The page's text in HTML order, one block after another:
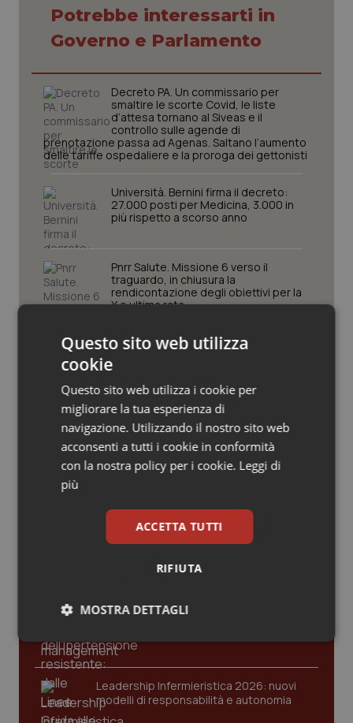
Piemonte
Provincia Autonoma di Bolzano
Provincia Autonoma di Trento
Puglia
Sardegna
Sicilia
Toscana
Valle D’Aosta
Veneto
HIV
Infezioni & Febbre
Ipertensione & Scompenso
Malattie rare
Malattia di Crohn & Rettocolite Ulcerosa
Neuroscienze & patologie neurodegenerative
Obesità
Oncodermatologia
Oncoematologia
Oncologia & Nutrizione
Psoriasi & pelle
Quotidiano Cardiologia
Quotidiano Chirurgia
Quotidiano Oncologia
Quotidiano Pediatria
Rene & patologie urogenitali
Potrebbe interessarti in
Governo e Parlamento
Decreto PA. Un commissario per
smaltire le scorte Covid, le liste
d’attesa tornano al Siveas e il
controllo sulle agende di
prenotazione passa ad Agenas. Saltano l’aumento
delle tariffe ospedaliere e la proroga dei gettonisti
Università. Bernini firma il decreto:
27.000 posti per Medicina, 3.000 in
più rispetto a scorso anno
Pnrr Salute. Missione 6 verso il
traguardo, in chiusura la
rendicontazione degli obiettivi per la
X e ultima rata
Caldo. Ministero: oltre 1.700 chiamate
al numero 1500 dal 22 giugno.
Proseguono monitoraggi e campagna
Ultime analisi e review da QS Pro
Gold
Cloud sanitario: infrastrutture,
compliance, GDPR e Risk management
Gestione dell'Ipertensione resistente:
Leadership Infermieristica 2026: nuovi
modelli di responsabilità e autonomia
Questo sito web utilizza
cookie
Questo sito web utilizza i cookie per
migliorare la tua esperienza di
navigazione. Utilizzando il nostro sito web
acconsenti a tutti i cookie in conformità
con la nostra policy per i cookie. Leggi di
più
ACCETTA TUTTI
RIFIUTA
MOSTRA DETTAGLI
Necessari Statistici Marketing